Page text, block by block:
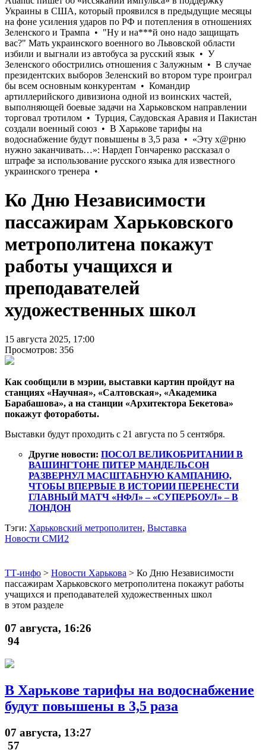
Ко Дню Независимости
пассажирам Харьковского
метрополитена покажут
работы учащихся и
преподавателей
художественных школ
15 августа 2025, 17:00
Просмотров: 356
Как сообщили в мэрии, выставки картин пройдут на
станциях «Научная», «Салтовская», «Академика
Барабашова», а на станции «Архитектора Бекетова»
покажут фотоработы.
Выставки будут проходить с 21 августа по 5 сентября.
Другие новости: ПОСОЛ ВЕЛИКОБРИТАНИИ В
ВАШИНГТОНЕ ПИТЕР МАНДЕЛЬСОН
РАЗВЕРНУЛ МАСШТАБНУЮ КАМПАНИЮ,
ЧТОБЫ ВПЕРВЫЕ В ИСТОРИИ ПЕРЕНЕСТИ
ГЛАВНЫЙ МАТЧ «НФЛ» – «СУПЕРБОУЛ» – В
ЛОНДОН
Тэги: Харьковский метрополитен, Выставка
Новости СМИ2
ТТ-инфо > Новости Харькова > Ко Дню Независимости
пассажирам Харьковского метрополитена покажут работы
учащихся и преподавателей художественных школ
в этом разделе
07 августа, 16:26
94
В Харькове тарифы на водоснабжение
будут повышены в 3,5 раза
07 августа, 13:27
57